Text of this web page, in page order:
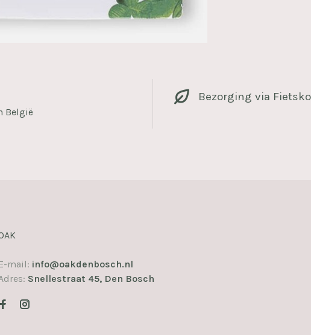
België
Bezorging via
E-mail: info@oakdenbosch.nl
Snellestraat 45, Den Bosch